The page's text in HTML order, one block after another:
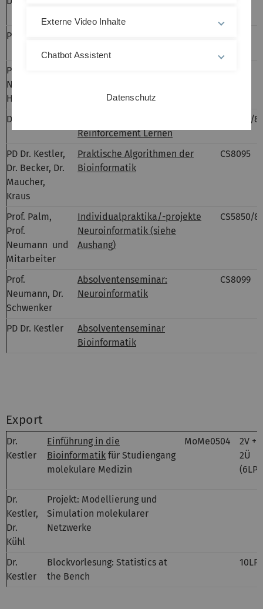
Prof. Neumann
Informationsverarbeitung
Prof.
Neumann,
Huckauf
Dr. Schwenker
Reinforcement Lernen
CS5850/
PD Dr. Kestler,
Dr. Becker, Dr.
Maucher,
Kraus
Praktische Algorithmen der
Bioinformatik
CS8095
Prof. Palm,
Prof.
Neumann und
Mitarbeiter
Individualpraktika/-projekte
Neuroinformatik (siehe
Aushang)
CS5850/
Prof.
Neumann, Dr.
Schwenker
Absolventenseminar:
Neuroinformatik
CS8099
PD Dr. Kestler
Absolventenseminar
Bioinformatik
Export
Dr.
Kestler
Einführung in die
Bioinformatik für Studiengang
molekulare Medizin
MoMe0504
2V +
2Ü
(6LP)
Dr.
Kestler,
Dr.
Kühl
Projekt: Modellierung und
Simulation molekularer
Netzwerke
Dr.
Kestler
Blockvorlesung: Statistics at
the Bench
10LP
Externe Video Inhalte
Chatbot Assistent
Datenschutz